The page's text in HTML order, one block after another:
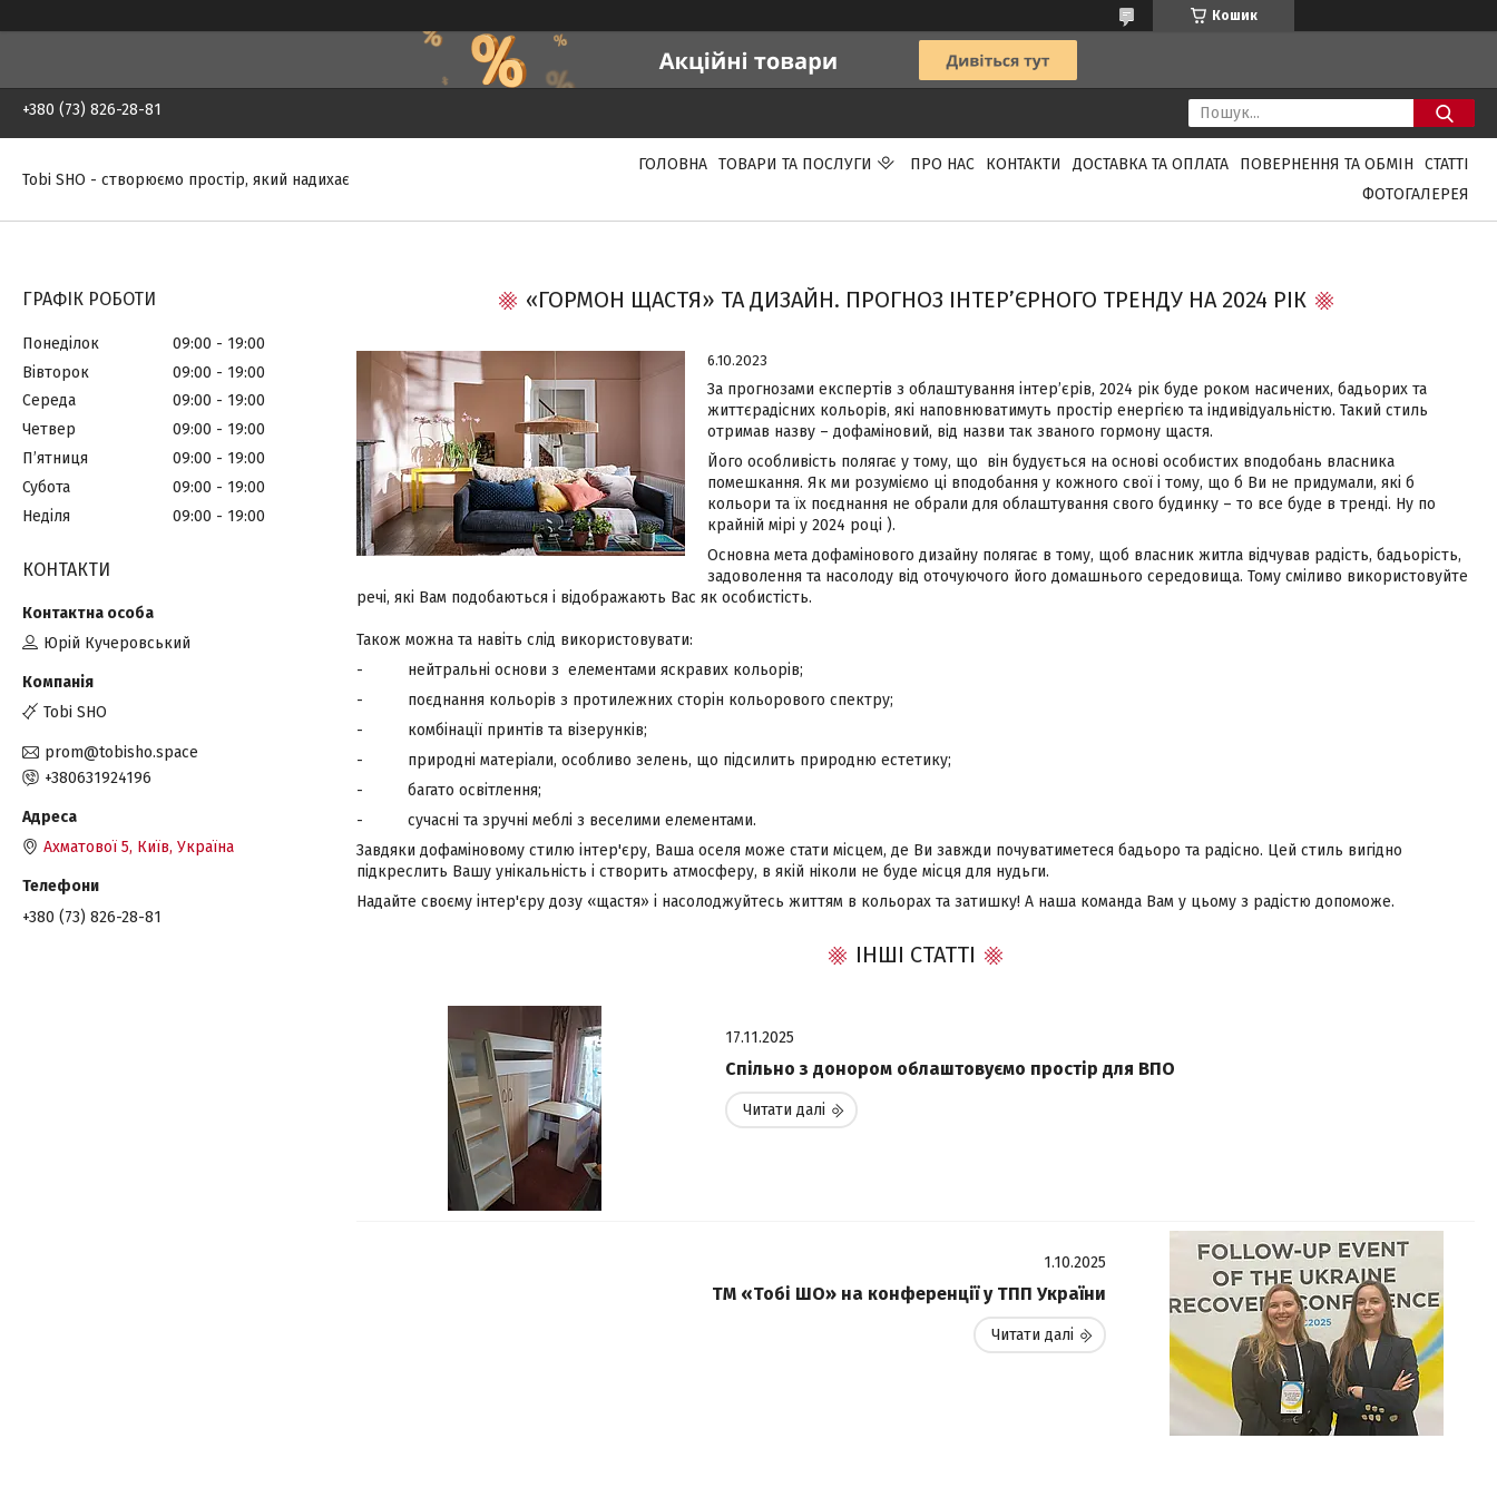
Кошик
+380 (73) 826-28-81
Tobi SHO - створюємо простір, який надихає
ГОЛОВНА ТОВАРИ ТА ПОСЛУГИ ПРО НАС КОНТАКТИ ДОСТАВКА ТА ОПЛАТА ПОВЕРНЕННЯ ТА ОБМІН
СТАТТІ
ФОТОГАЛЕРЕЯ
«ГОРМОН ЩАСТЯ» ТА ДИЗАЙН. ПРОГНОЗ ІНТЕР’ЄРНОГО ТРЕНДУ НА 2024 РІК
6.10.2023
За прогнозами експертів з облаштування інтер’єрів, 2024 рік буде роком насичених, бадьорих та
життєрадісних кольорів, які наповнюватимуть простір енергією та індивідуальністю. Такий стиль
отримав назву – дофаміновий, від назви так званого гормону щастя.
Його особливість полягає у тому, що він будується на основі особистих вподобань власника
помешкання. Як ми розуміємо ці вподобання у кожного свої і тому, що б Ви не придумали, які б
кольори та їх поєднання не обрали для облаштування свого будинку – то все буде в тренді. Ну по
крайній мірі у 2024 році ).
Основна мета дофамінового дизайну полягає в тому, щоб власник житла відчував радість, бадьорість,
задоволення та насолоду від оточуючого його домашнього середовища. Тому сміливо використовуйте
речі, які Вам подобаються і відображають Вас як особистість.
Також можна та навіть слід використовувати:
- нейтральні основи з елементами яскравих кольорів;
- поєднання кольорів з протилежних сторін кольорового спектру;
- комбінації принтів та візерунків;
- природні матеріали, особливо зелень, що підсилить природню естетику;
- багато освітлення;
- сучасні та зручні меблі з веселими елементами.
Завдяки дофаміновому стилю інтер'єру, Ваша оселя може стати місцем, де Ви завжди почуватиметеся бадьоро та радісно. Цей стиль вигідно
підкреслить Вашу унікальність і створить атмосферу, в якій ніколи не буде місця для нудьги.
Надайте своєму інтер'єру дозу «щастя» і насолоджуйтесь життям в кольорах та затишку! А наша команда Вам у цьому з радістю допоможе.
ІНШІ СТАТТІ
17.11.2025
Спільно з донором облаштовуємо простір для ВПО
1.10.2025
ТМ «Тобі ШО» на конференції у ТПП України
ГРАФІК РОБОТИ
Понеділок 09:00
19:00
Вівторок
09:00
19:00
Середа
09:00
19:00
Четвер
09:00
19:00
Пʼятниця
09:00
19:00
Субота
09:00
19:00
Неділя
09:00 19:00
КОНТАКТИ
Юрій Кучеровський
Tobi SHO
prom@tobisho.space
+380631924196
Ахматової 5, Київ, Україна
+380 (73) 826-28-81